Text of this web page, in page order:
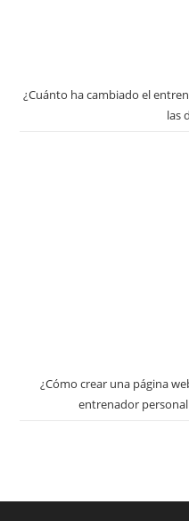
¿Cuánto ha cambiado el
las
¿Cómo crear una página
entrenador